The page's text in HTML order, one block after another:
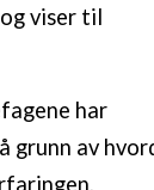
viser til
har
grunn av